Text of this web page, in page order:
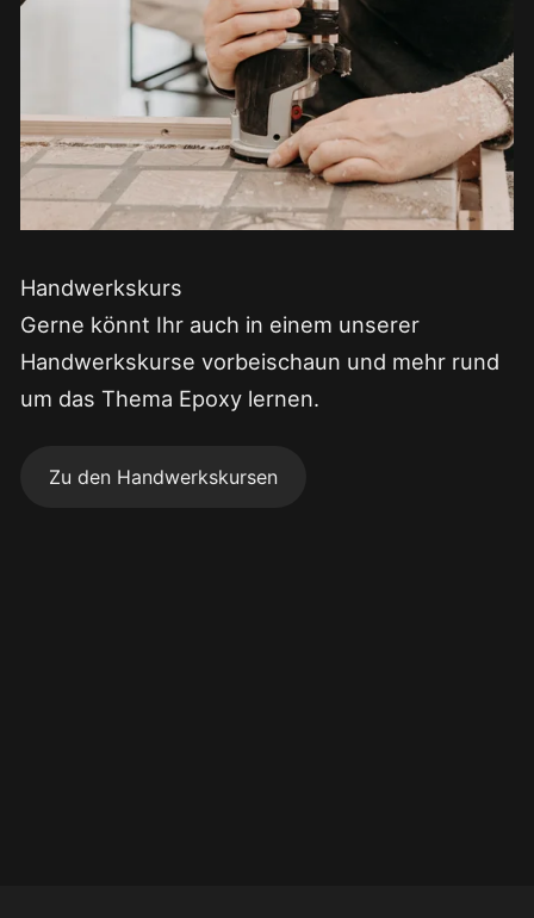
Handwerkskurs
Gerne könnt Ihr auch in einem unserer
Handwerkskurse vorbeischaun und mehr rund
um das Thema Epoxy lernen.
Zu den Handwerkskursen